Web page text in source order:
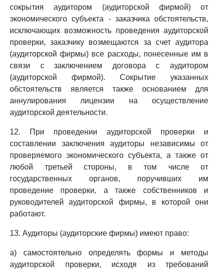
сокрытия аудитором (аудиторской фирмой) от
экономического субъекта - заказчика обстоятельств,
исключающих возможность проведения аудиторской
проверки, заказчику возмещаются за счет аудитора
(аудиторской фирмы) все расходы, понесенные им в
связи с заключением договора с аудитором
(аудиторской фирмой). Сокрытие указанных
обстоятельств является также основанием для
аннулирования лицензии на осуществление
аудиторской деятельности.
12. При проведении аудиторской проверки и
составлении заключения аудиторы независимы от
проверяемого экономического субъекта, а также от
любой третьей стороны, в том числе от
государственных органов, поручивших им
проведение проверки, а также собственников и
руководителей аудиторской фирмы, в которой они
работают.
13. Аудиторы (аудиторские фирмы) имеют право:
а) самостоятельно определять формы и методы
аудиторской проверки, исходя из требований